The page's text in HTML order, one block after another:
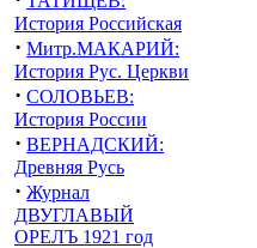
История Российская
· Митр.МАКАРИЙ:
История Рус. Церкви
· СОЛОВЬЕВ:
История России
· ВЕРНАДСКИЙ:
Древняя Русь
· Журнал
ДВУГЛАВЫЙ
ОРЕЛЪ 1921 год